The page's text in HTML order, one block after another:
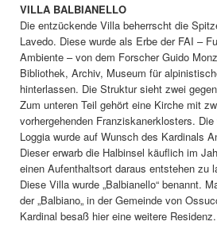
VILLA BALBIANELLO
Die entzückende Villa beherrscht die
Lavedo. Diese wurde als Erbe der FAI –
Ambiente – von dem Forscher Guido
Bibliothek, Archiv, Museum für
hinterlassen. Die Struktur sieht zwei
Zum unteren Teil gehört eine Kirche mit
vorhergehenden Franziskanerklosters.
Loggia wurde auf Wunsch des Kardinals
Dieser erwarb die Halbinsel käuflich im
einen Aufenthaltsort daraus entstehen zu
Diese Villa wurde „Balbianello“ benannt.
der „Balbiano„ in der Gemeinde von
Kardinal besaß hier eine weitere Residenz.